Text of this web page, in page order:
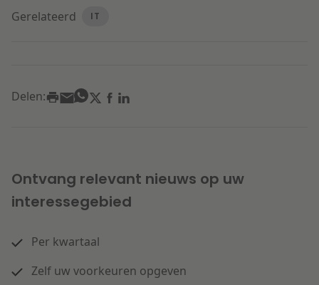
Gerelateerd IT
Delen:
Ontvang relevant nieuws op uw
interessegebied
Per kwartaal
Zelf uw voorkeuren opgeven